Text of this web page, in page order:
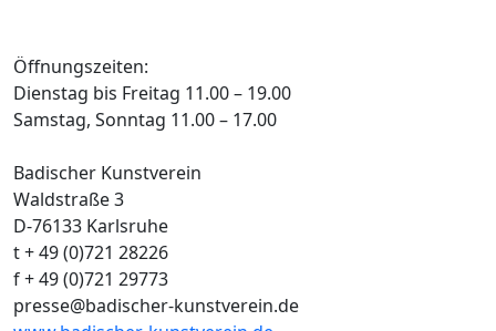
Öffnungszeiten:
Dienstag bis Freitag 11.00 – 19.00
Samstag, Sonntag 11.00 – 17.00
Badischer Kunstverein
Waldstraße 3
D-76133 Karlsruhe
t + 49 (0)721 28226
f + 49 (0)721 29773
presse@badischer-kunstverein.de